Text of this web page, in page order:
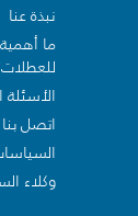
نبذة عنا
ما
الأسئلة
اتصل بنا
وكلاء